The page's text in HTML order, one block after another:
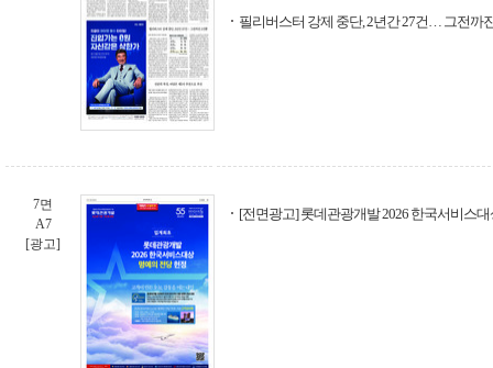
필리버스터 강제 중단, 2년간 27건… 그전까
7면
A7
[광고]
[전면광고] 롯데관광개발 2026 한국서비스